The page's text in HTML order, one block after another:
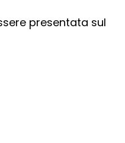
presentata sul